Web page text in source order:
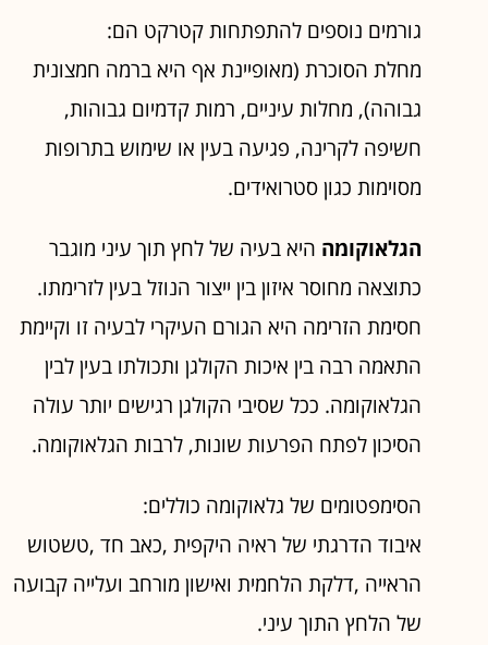
גורמים נוספים להתפתחות קטרקט הם:
מחלת הסוכרת (מאופיינת אף היא ברמה חמצונית
גבוהה), מחלות עיניים, רמות קדמיום גבוהות,
חשיפה לקרינה, פגיעה בעין או שימוש בתרופות
מסוימות כגון סטרואידים.
הגלאוקומה היא בעיה של לחץ תוך עיני מוגבר
כתוצאה מחוסר איזון בין ייצור הנוזל בעין לזרימתו.
חסימת הזרימה היא הגורם העיקרי לבעיה זו וקיימת
התאמה רבה בין איכות הקולגן ותכולתו בעין לבין
הגלאוקומה. ככל שסיבי הקולגן רגישים יותר עולה
הסיכון לפתח הפרעות שונות, לרבות הגלאוקומה.
הסימפטומים של גלאוקומה כוללים:
איבוד הדרגתי של ראיה היקפית ,כאב חד ,טשטוש
הראייה ,דלקת הלחמית ואישון מורחב ועלייה קבועה
של הלחץ התוך עיני.